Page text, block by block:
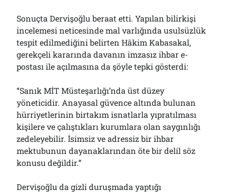
Sonuçta Dervişoğlu beraat etti. Yapılan bilirkişi
incelemesi neticesinde mal varlığında usulsüzlük
tespit edilmediğini belirten Hâkim Kabasakal,
gerekçeli kararında davanın imzasız ihbar e-
postası ile açılmasına da şöyle tepki gösterdi:
“Sanık MİT Müsteşarlığı’nda üst düzey
yöneticidir. Anayasal güvence altında bulunan
hürriyetlerinin birtakım isnatlarla yıpratılması
kişilere ve çalıştıkları kurumlara olan saygınlığı
zedeleyebilir. İsimsiz ve adressiz bir ihbar
mektubunun dayanaklarından öte bir delil söz
konusu değildir.”
Dervişoğlu da gizli duruşmada yaptığı